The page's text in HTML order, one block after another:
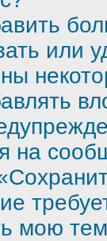
или
на
мою